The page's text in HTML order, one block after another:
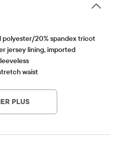
polyester/20% spandex tricot
jersey lining, imported
waist
fully lined, tropical print
PLUS